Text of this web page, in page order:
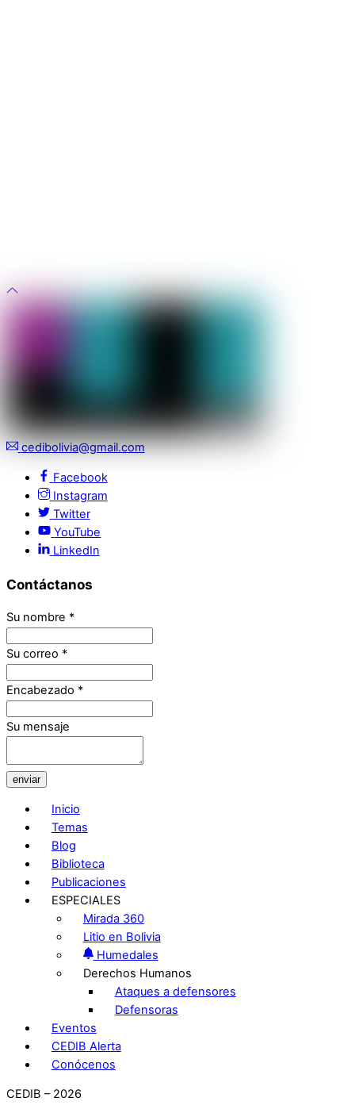
cedibolivia@gmail.com
Facebook
Instagram
Twitter
YouTube
LinkedIn
Contáctanos
Su nombre *
Su correo *
Encabezado *
Su mensaje
enviar
Inicio
Temas
Blog
Biblioteca
Publicaciones
ESPECIALES
Mirada 360
Litio en Bolivia
Humedales
Derechos Humanos
Ataques a defensores
Defensoras
Eventos
CEDIB Alerta
Conócenos
CEDIB – 2026